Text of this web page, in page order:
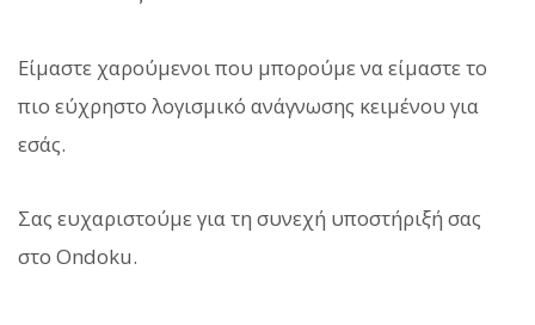
Είμαστε χαρούμενοι που μπορούμε να είμαστε το
πιο εύχρηστο λογισμικό ανάγνωσης κειμένου για
εσάς.
Σας ευχαριστούμε για τη συνεχή υποστήριξή σας
στο Ondoku.